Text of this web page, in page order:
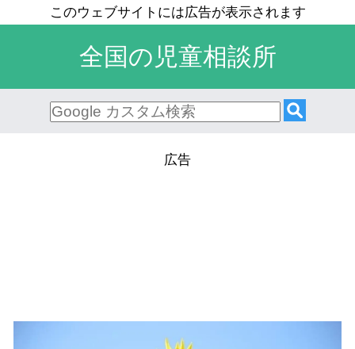
全国の児童相談所